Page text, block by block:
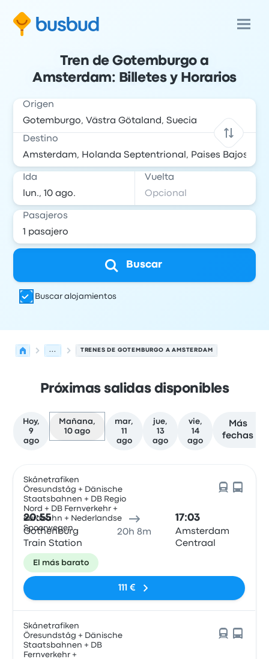
Tren de Gotemburgo a
Amsterdam: Billetes y Horarios
Origen
Destino
Ida Vuelta
Pasajeros
Buscar
Buscar alojamientos
... TRENES DE GOTEMBURGO A AMSTERDAM
Próximas salidas disponibles
Hoy,
9
ago
Mañana,
10 ago
mar,
11
ago
jue,
13
ago
vie,
14
ago
Más
fechas
Skånetrafiken
Öresundståg + Dänische
Staatsbahnen + DB Regio
Nord + DB Fernverkehr +
eurobahn + Nederlandse
Spoorwegen
20:55
Gothenburg
Train Station
20h 8m
17:03
Amsterdam
Centraal
El más barato
111 €
Skånetrafiken
Öresundståg + Dänische
Staatsbahnen + DB
Fernverkehr +